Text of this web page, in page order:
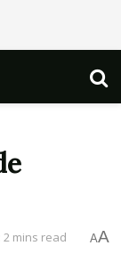
2 mins read AA